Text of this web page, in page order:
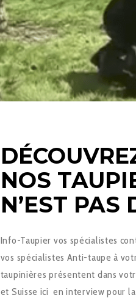
NOS
N’EST PAS
Info-Taupier vos spécialistes
vos spécialistes Anti-taupe à
taupinières présentent dans
et Suisse ici en interview pour la